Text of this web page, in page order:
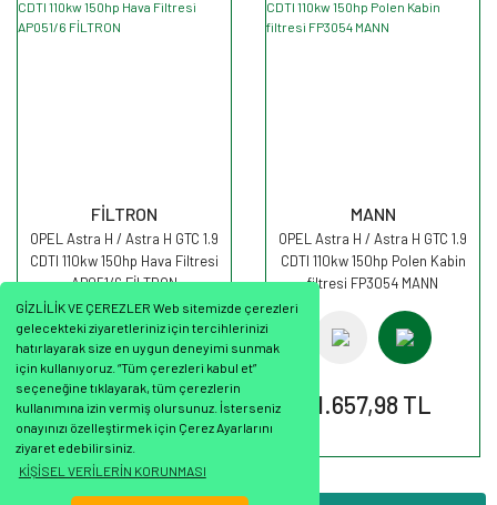
GİZLİLİK VE ÇEREZLER Web sitemizde çerezleri
gelecekteki ziyaretleriniz için tercihlerinizi
hatırlayarak size en uygun deneyimi sunmak
için kullanıyoruz. “Tüm çerezleri kabul et”
seçeneğine tıklayarak, tüm çerezlerin
kullanımına izin vermiş olursunuz. İsterseniz
onayınızı özelleştirmek için Çerez Ayarlarını
ziyaret edebilirsiniz.
KİŞİSEL VERİLERİN KORUNMASI
FİLTRON
OPEL Astra H / Astra H GTC 1.9
CDTI 110kw 150hp Hava Filtresi
AP051/6 FİLTRON
451,24 TL
MANN
OPEL Astra H / Astra H GTC 1.9
CDTI 110kw 150hp Polen Kabin
filtresi FP3054 MANN
1.657,98 TL